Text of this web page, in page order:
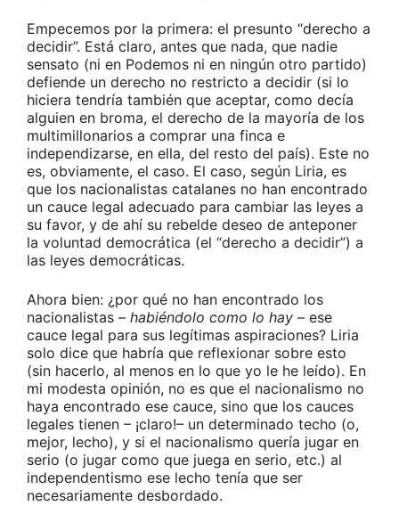
Empecemos por la primera: el presunto “derecho a
decidir”. Está claro, antes que nada, que nadie
sensato (ni en Podemos ni en ningún otro partido)
defiende un derecho no restricto a decidir (si lo
hiciera tendría también que aceptar, como decía
alguien en broma, el derecho de la mayoría de los
multimillonarios a comprar una finca e
independizarse, en ella, del resto del país). Este no
es, obviamente, el caso. El caso, según Liria, es
que los nacionalistas catalanes no han encontrado
un cauce legal adecuado para cambiar las leyes a
su favor, y de ahí su rebelde deseo de anteponer
la voluntad democrática (el “derecho a decidir”) a
las leyes democráticas.
Ahora bien: ¿por qué no han encontrado los
nacionalistas – habiéndolo como lo hay – ese
cauce legal para sus legítimas aspiraciones? Liria
solo dice que habría que reflexionar sobre esto
(sin hacerlo, al menos en lo que yo le he leído). En
mi modesta opinión, no es que el nacionalismo no
haya encontrado ese cauce, sino que los cauces
legales tienen – ¡claro!– un determinado techo (o,
mejor, lecho), y si el nacionalismo quería jugar en
serio (o jugar como que juega en serio, etc.) al
independentismo ese lecho tenía que ser
necesariamente desbordado.